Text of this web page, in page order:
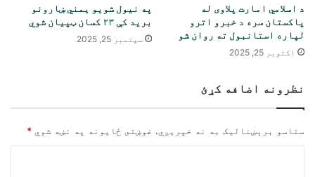
د اسلامي امارت پلاوی له
پاکستان سره د خبرو اترو
لپاره استانبول ته روان شو
اکتوبر 25, 2025
په نیول شویو یمني ښارونو
برید کې ۲۳ کسان ټپیان شوي
سپتمبر 25, 2025
نظرونه اضافه کړئ
ستاسو برېښناليک به نه خپريږي. غوښتى ځایونه په نښه شوي *